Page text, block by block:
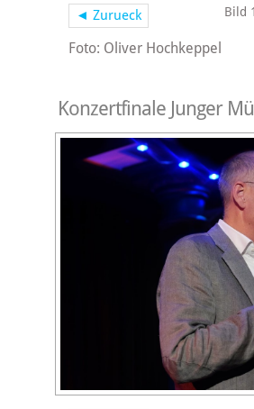
◄ Zurueck Bild
Foto: Oliver Hochkeppel
Konzertfinale Junger